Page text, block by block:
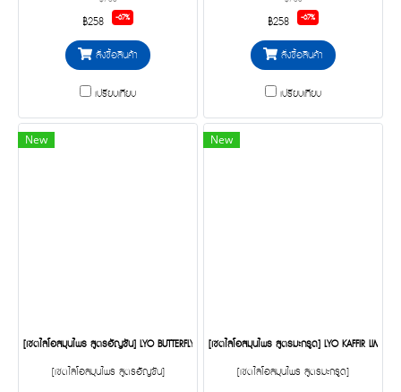
฿258 -67%
สั่งซื้อสินค้า
เปรียบเทียบ
฿258 -67%
สั่งซื้อสินค้า
เปรียบเทียบ
New
[เซตไลโอสมุนไพร สูตรอัญชัน] LYO BUTTERFLY PEA HERBAL - แชมพูสมุนไพรอัญชัน + ครีมนวดสมุน
[เซตไลโอสมุนไพร สูตรอัญชัน]
New
[เซตไลโอสมุนไพร สูตรมะกรูด] LYO KAFFIR LIME
[เซตไลโอสมุนไพร สูตรมะกรูด]